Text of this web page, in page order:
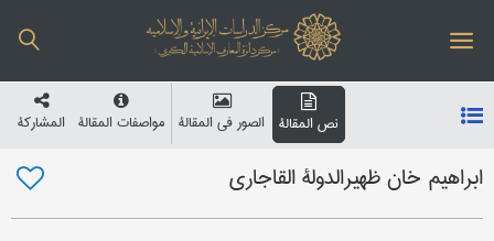
نص المقالة الصور في المقالة مواصفات المقالة المشارکة
ابراهیم خان ظهیرالدولة القاجاري